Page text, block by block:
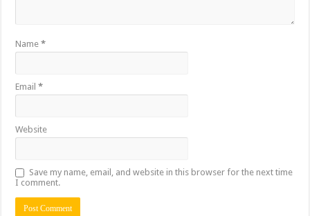
Name*
Email*
Website
Save my name, email, and website in this browser for the next time
I comment.